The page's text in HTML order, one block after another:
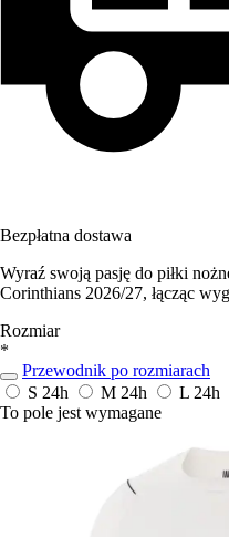
Bezpłatna dostawa
Wyraź swoją pasję do piłki
Corinthians 2026/27, łącząc
Rozmiar
*
Przewodnik po rozmiarach
S 24h M 24h L 24h
To pole jest wymagane